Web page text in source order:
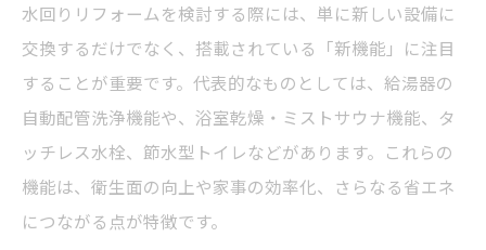
水回りリフォームを検討する際には、単に新しい設備に
交換するだけでなく、搭載されている「新機能」に注目
することが重要です。代表的なものとしては、給湯器の
自動配管洗浄機能や、浴室乾燥・ミストサウナ機能、タ
ッチレス水栓、節水型トイレなどがあります。これらの
機能は、衛生面の向上や家事の効率化、さらなる省エネ
につながる点が特徴です。